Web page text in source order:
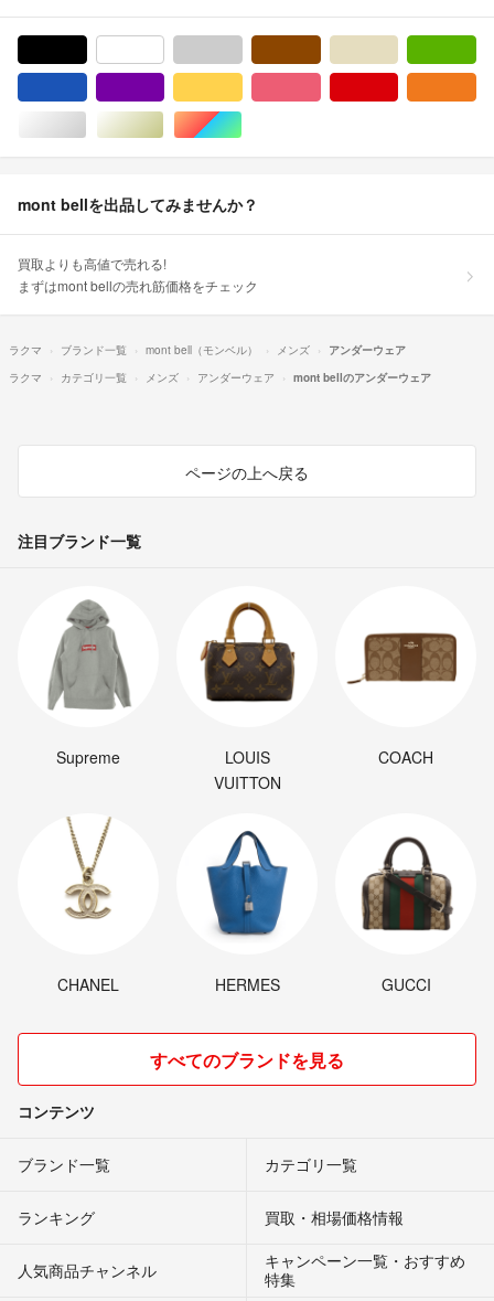
シルバー/銀色系ゴールド/金色系マルチカラー
mont bellを出品してみませんか？
買取よりも高値で売れる!
まずはmont bellの売れ筋価格をチェック
ラクマ ブランド一覧 mont bell（モンベル） メンズ
アンダーウェア
ラクマ
カテゴリ一覧 メンズ アンダーウェア mont bellのアンダーウェア
ページの上へ戻る
注目ブランド一覧
Supreme
LOUIS
VUITTON
COACH
CHANEL HERMES GUCCI
すべてのブランドを見る
コンテンツ
ブランド一覧 カテゴリ一覧
ランキング 買取・相場価格情報
人気商品チャンネル
キャンペーン一覧・おすすめ
特集